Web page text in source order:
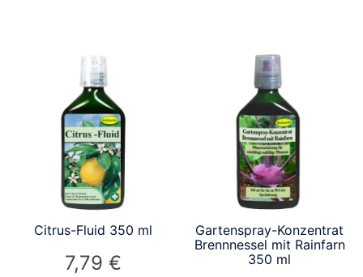
Citrus-Fluid 350 ml
7,79€
Gartenspray-Konzentrat
Brennnessel mit Rainfarn
350 ml